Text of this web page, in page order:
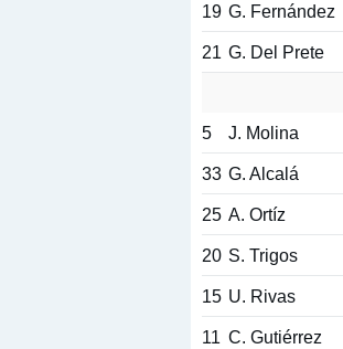
19 G. Fernández
21 G. Del Prete
5
J. Molina
33 G. Alcalá
25 A. Ortíz
20 S. Trigos
15 U. Rivas
11 C. Gutiérrez